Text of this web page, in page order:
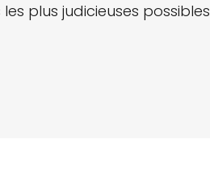
plus judicieuses possibles